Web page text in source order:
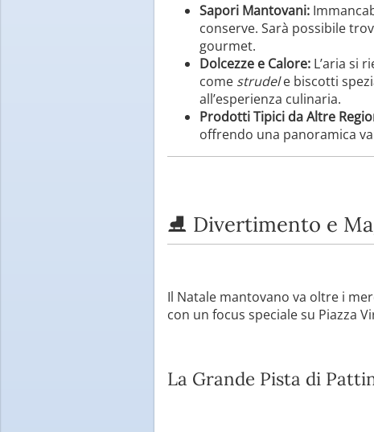
Sapori Mantovani:
conserve. Sarà possibile
gourmet.
Dolcezze e Calore: L’aria si
come strudele biscotti
all’esperienza culinaria.
Prodotti Tipici da Altre
offrendo una panoramica
⛸️ Divertimento e
Il Natale mantovano va oltre i
con un focus speciale su Piazza
La Grande Pista di